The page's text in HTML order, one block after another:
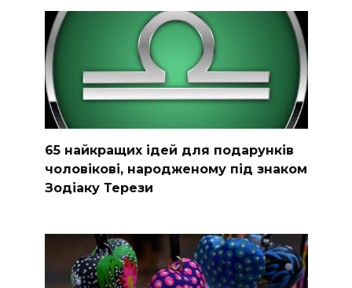
65 найкращих ідей для подарунків
чоловікові, народженому під знаком
Зодіаку Терези